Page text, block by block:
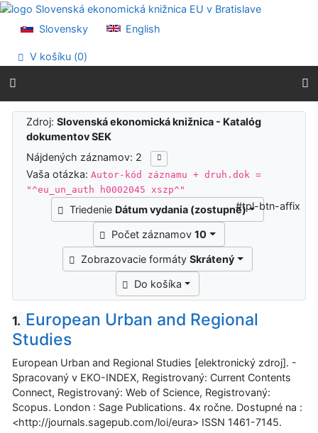
Prejsť na obsah
Prehlásenie o webovej prístupnosti
Slovensky English
V košíku (0)
Výsledky vyhľadávania
Zdroj:Slovenská ekonomická knižnica - Katalóg
dokumentov SEK
Nájdených záznamov: 2
Vaša otázka:Autor-kód záznamu + druh.dok =
"^eu_un_auth h0002045 xszp^"
Triedenie Dátum vydania (zostupne)
Počet záznamov10
Zobrazovacie formátySkrátený
Do košíka
#tpl-btn-affix
1. European Urban and Regional
Studies
European Urban and Regional Studies [elektronický zdroj]. -
Spracovaný v EKO-INDEX, Registrovaný: Current Contents
Connect, Registrovaný: Web of Science, Registrovaný:
Scopus. London : Sage Publications. 4x ročne. Dostupné na :
<http://journals.sagepub.com/loi/eura> ISSN 1461-7145.